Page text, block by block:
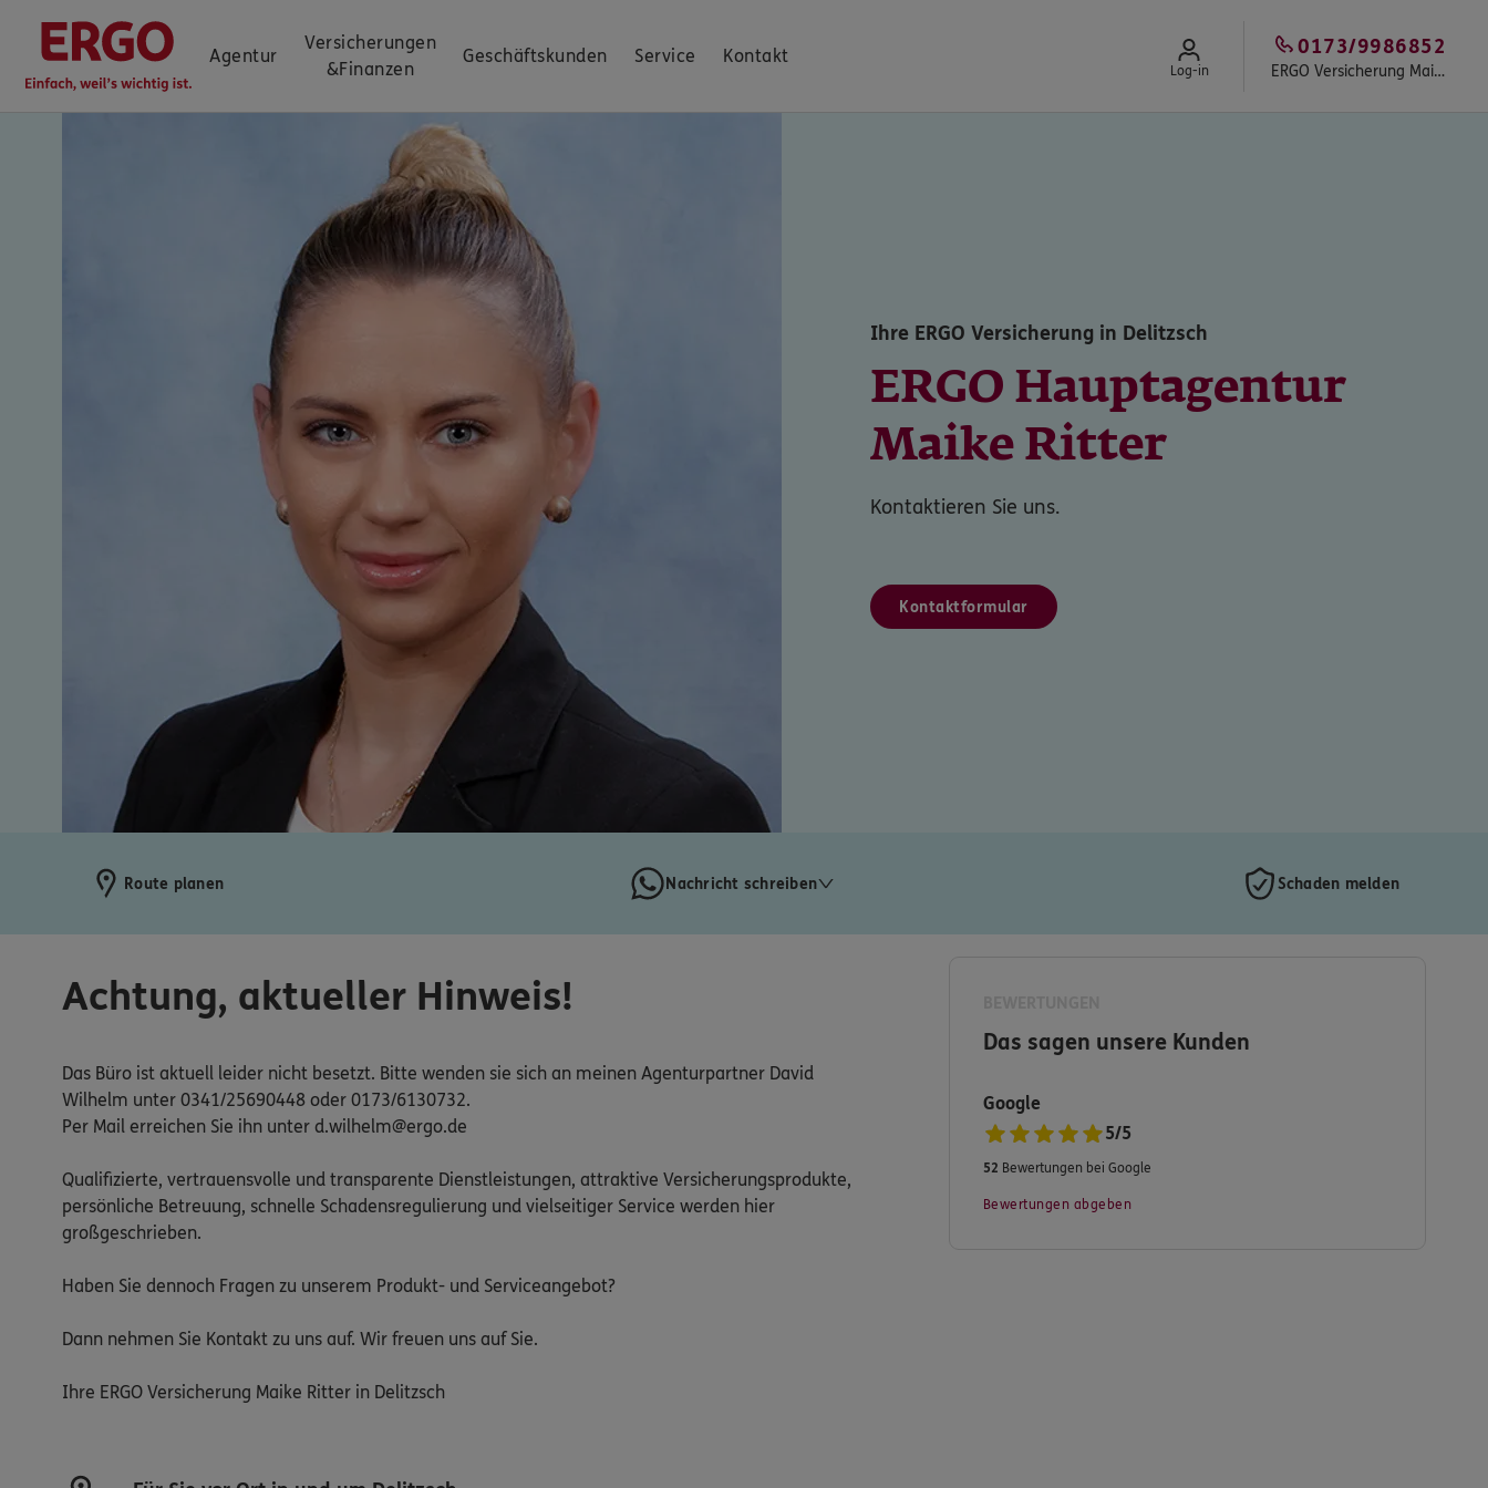
Agentur
Versicherungen
&Finanzen
Geschäftskunden Service Kontakt
Log-in ERGO Versicherung Maike Ritter
0173/9986852
Ihre ERGO Versicherung in Delitzsch
ERGO Hauptagentur
Maike Ritter
Kontaktieren Sie uns.
Kontaktformular
Route planen Nachricht schreiben Schaden melden
Achtung, aktueller Hinweis!
Das Büro ist aktuell leider nicht besetzt. Bitte wenden sie sich an meinen Agenturpartner David
Wilhelm unter 0341/25690448 oder 0173/6130732.
Per Mail erreichen Sie ihn unter d.wilhelm@ergo.de
Qualifizierte, vertrauensvolle und transparente Dienstleistungen, attraktive Versicherungsprodukte,
persönliche Betreuung, schnelle Schadensregulierung und vielseitiger Service werden hier
großgeschrieben.
Haben Sie dennoch Fragen zu unserem Produkt- und Serviceangebot?
Dann nehmen Sie Kontakt zu uns auf. Wir freuen uns auf Sie.
Ihre ERGO Versicherung Maike Ritter in Delitzsch
Das sagen unsere Kunden
Google
5/5
52 Bewertungen bei Google
Bewertungen abgeben